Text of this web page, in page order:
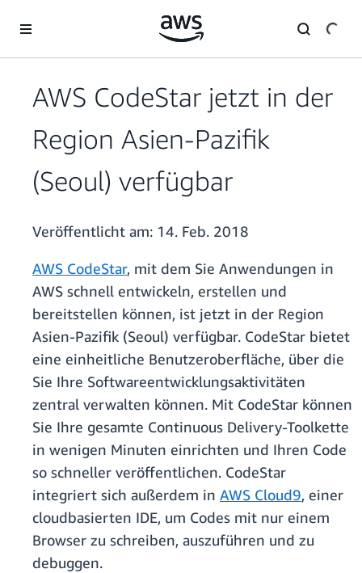
Überspringen zum Hauptinhalt
AWS CodeStar jetzt in der
Region Asien-Pazifik
(Seoul) verfügbar
Veröffentlicht am: 14. Feb. 2018
AWS CodeStar, mit dem Sie Anwendungen in
AWS schnell entwickeln, erstellen und
bereitstellen können, ist jetzt in der Region
Asien-Pazifik (Seoul) verfügbar. CodeStar bietet
eine einheitliche Benutzeroberfläche, über die
Sie Ihre Softwareentwicklungsaktivitäten
zentral verwalten können. Mit CodeStar können
Sie Ihre gesamte Continuous Delivery-Toolkette
in wenigen Minuten einrichten und Ihren Code
so schneller veröffentlichen. CodeStar
integriert sich außerdem in AWS Cloud9, einer
cloudbasierten IDE, um Codes mit nur einem
Browser zu schreiben, auszuführen und zu
debuggen.